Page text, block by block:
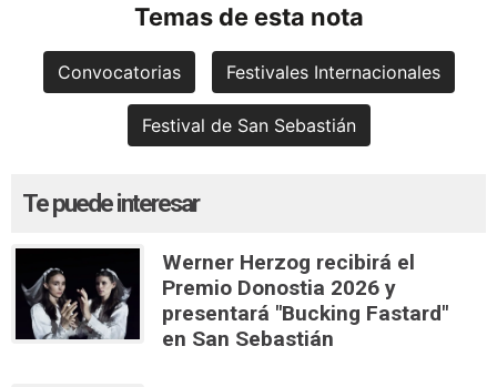
Temas de esta nota
Convocatorias Festivales Internacionales
Festival de San Sebastián
Te puede interesar
Werner Herzog recibirá el
Premio Donostia 2026 y
presentará "Bucking Fastard"
en San Sebastián